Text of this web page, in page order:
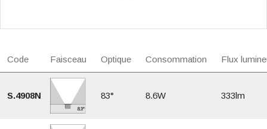
Code Faisceau Optique Consommation Flux
S.4908N 83° 8.6W 333lm